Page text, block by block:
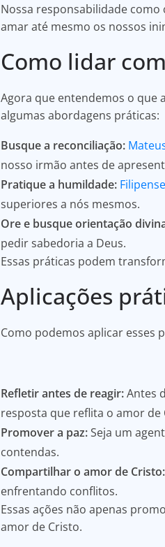
Nossa responsabilidade como
amar até mesmo os nossos
Como lidar
Agora que entendemos o que
algumas abordagens práticas:
Busque a reconciliação:
nosso irmão antes de
Pratique a humildade:
superiores a nós mesmos.
Ore e busque orientação
pedir sabedoria a Deus.
Essas práticas podem
Aplicações
Como podemos aplicar esses
Refletir antes de reagir:Antes
resposta que reflita o amor de
Promover a paz:Seja um
contendas.
Compartilhar o amor de Cristo:
enfrentando conflitos.
Essas ações não apenas
amor de Cristo.